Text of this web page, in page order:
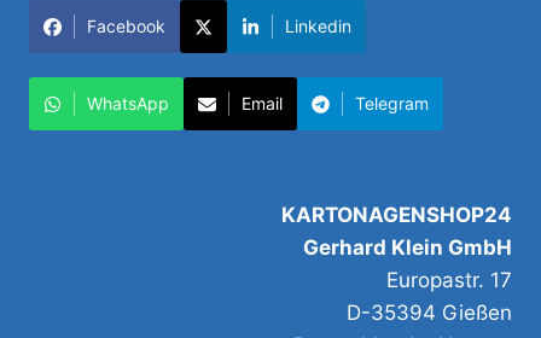
Facebook Linkedin
WhatsApp Email Telegram
KARTONAGENSHOP24
Gerhard Klein GmbH
Europastr. 17
D-35394 Gießen